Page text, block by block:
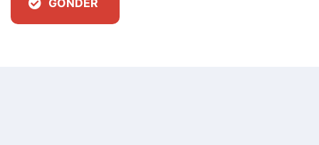
GÖNDER